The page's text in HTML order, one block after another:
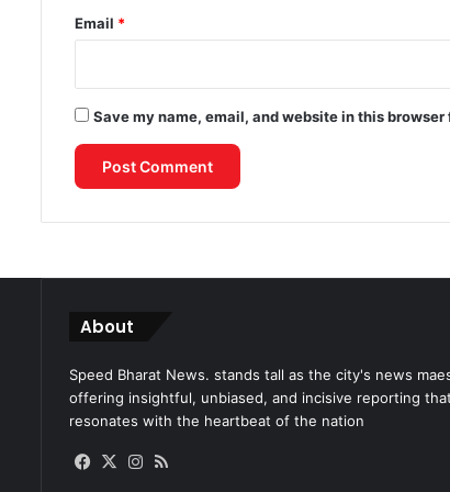
Email *
Save my name, email, and website in this
About
Speed Bharat News. stands tall as the city's news
offering insightful, unbiased, and incisive reporting that
resonates with the heartbeat of the nation
Facebook
X Instagram